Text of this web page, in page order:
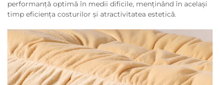
performanță optimă în medii dificile, menținând în același
timp eficiența costurilor și atractivitatea estetică.